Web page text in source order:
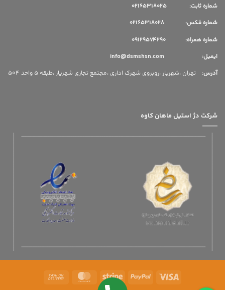
شماره ثابت:
شماره فکس: 02165318028
شماره همراه: 09129574290
ایمیل: info@dsmshsn.com
آدرس: تهران ،شهریار ،روبروی شهرک اداری ،مجتمع تجاری شهریار ،طبقه 5 واحد 504
شرکت دژ استیل ماهان کاوه